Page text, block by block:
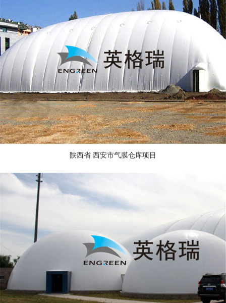
内部空间中，
气压、温度、
湿度、新风
量、照度等，
皆可按需控
制，提供舒适
宜人的室内环
境。因此，气
膜十分适合于
的建设。
陕西省 西安市气膜仓库项目